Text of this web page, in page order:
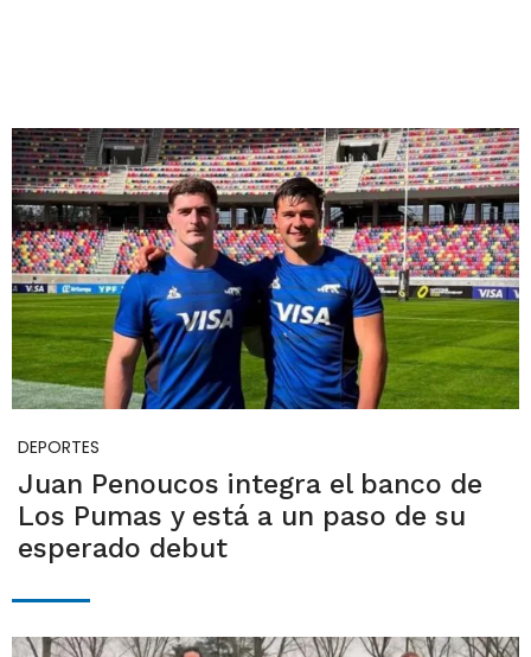
DEPORTES
Juan Penoucos integra el banco de
Los Pumas y está a un paso de su
esperado debut